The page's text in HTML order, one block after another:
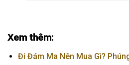
Xem thêm:
Đi Đám Ma Nên Mua Gì?